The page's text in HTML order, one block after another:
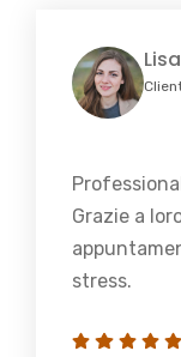
Grazie a
stress.